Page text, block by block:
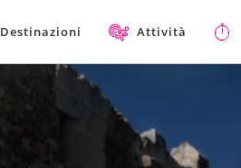
Destinazioni Attività